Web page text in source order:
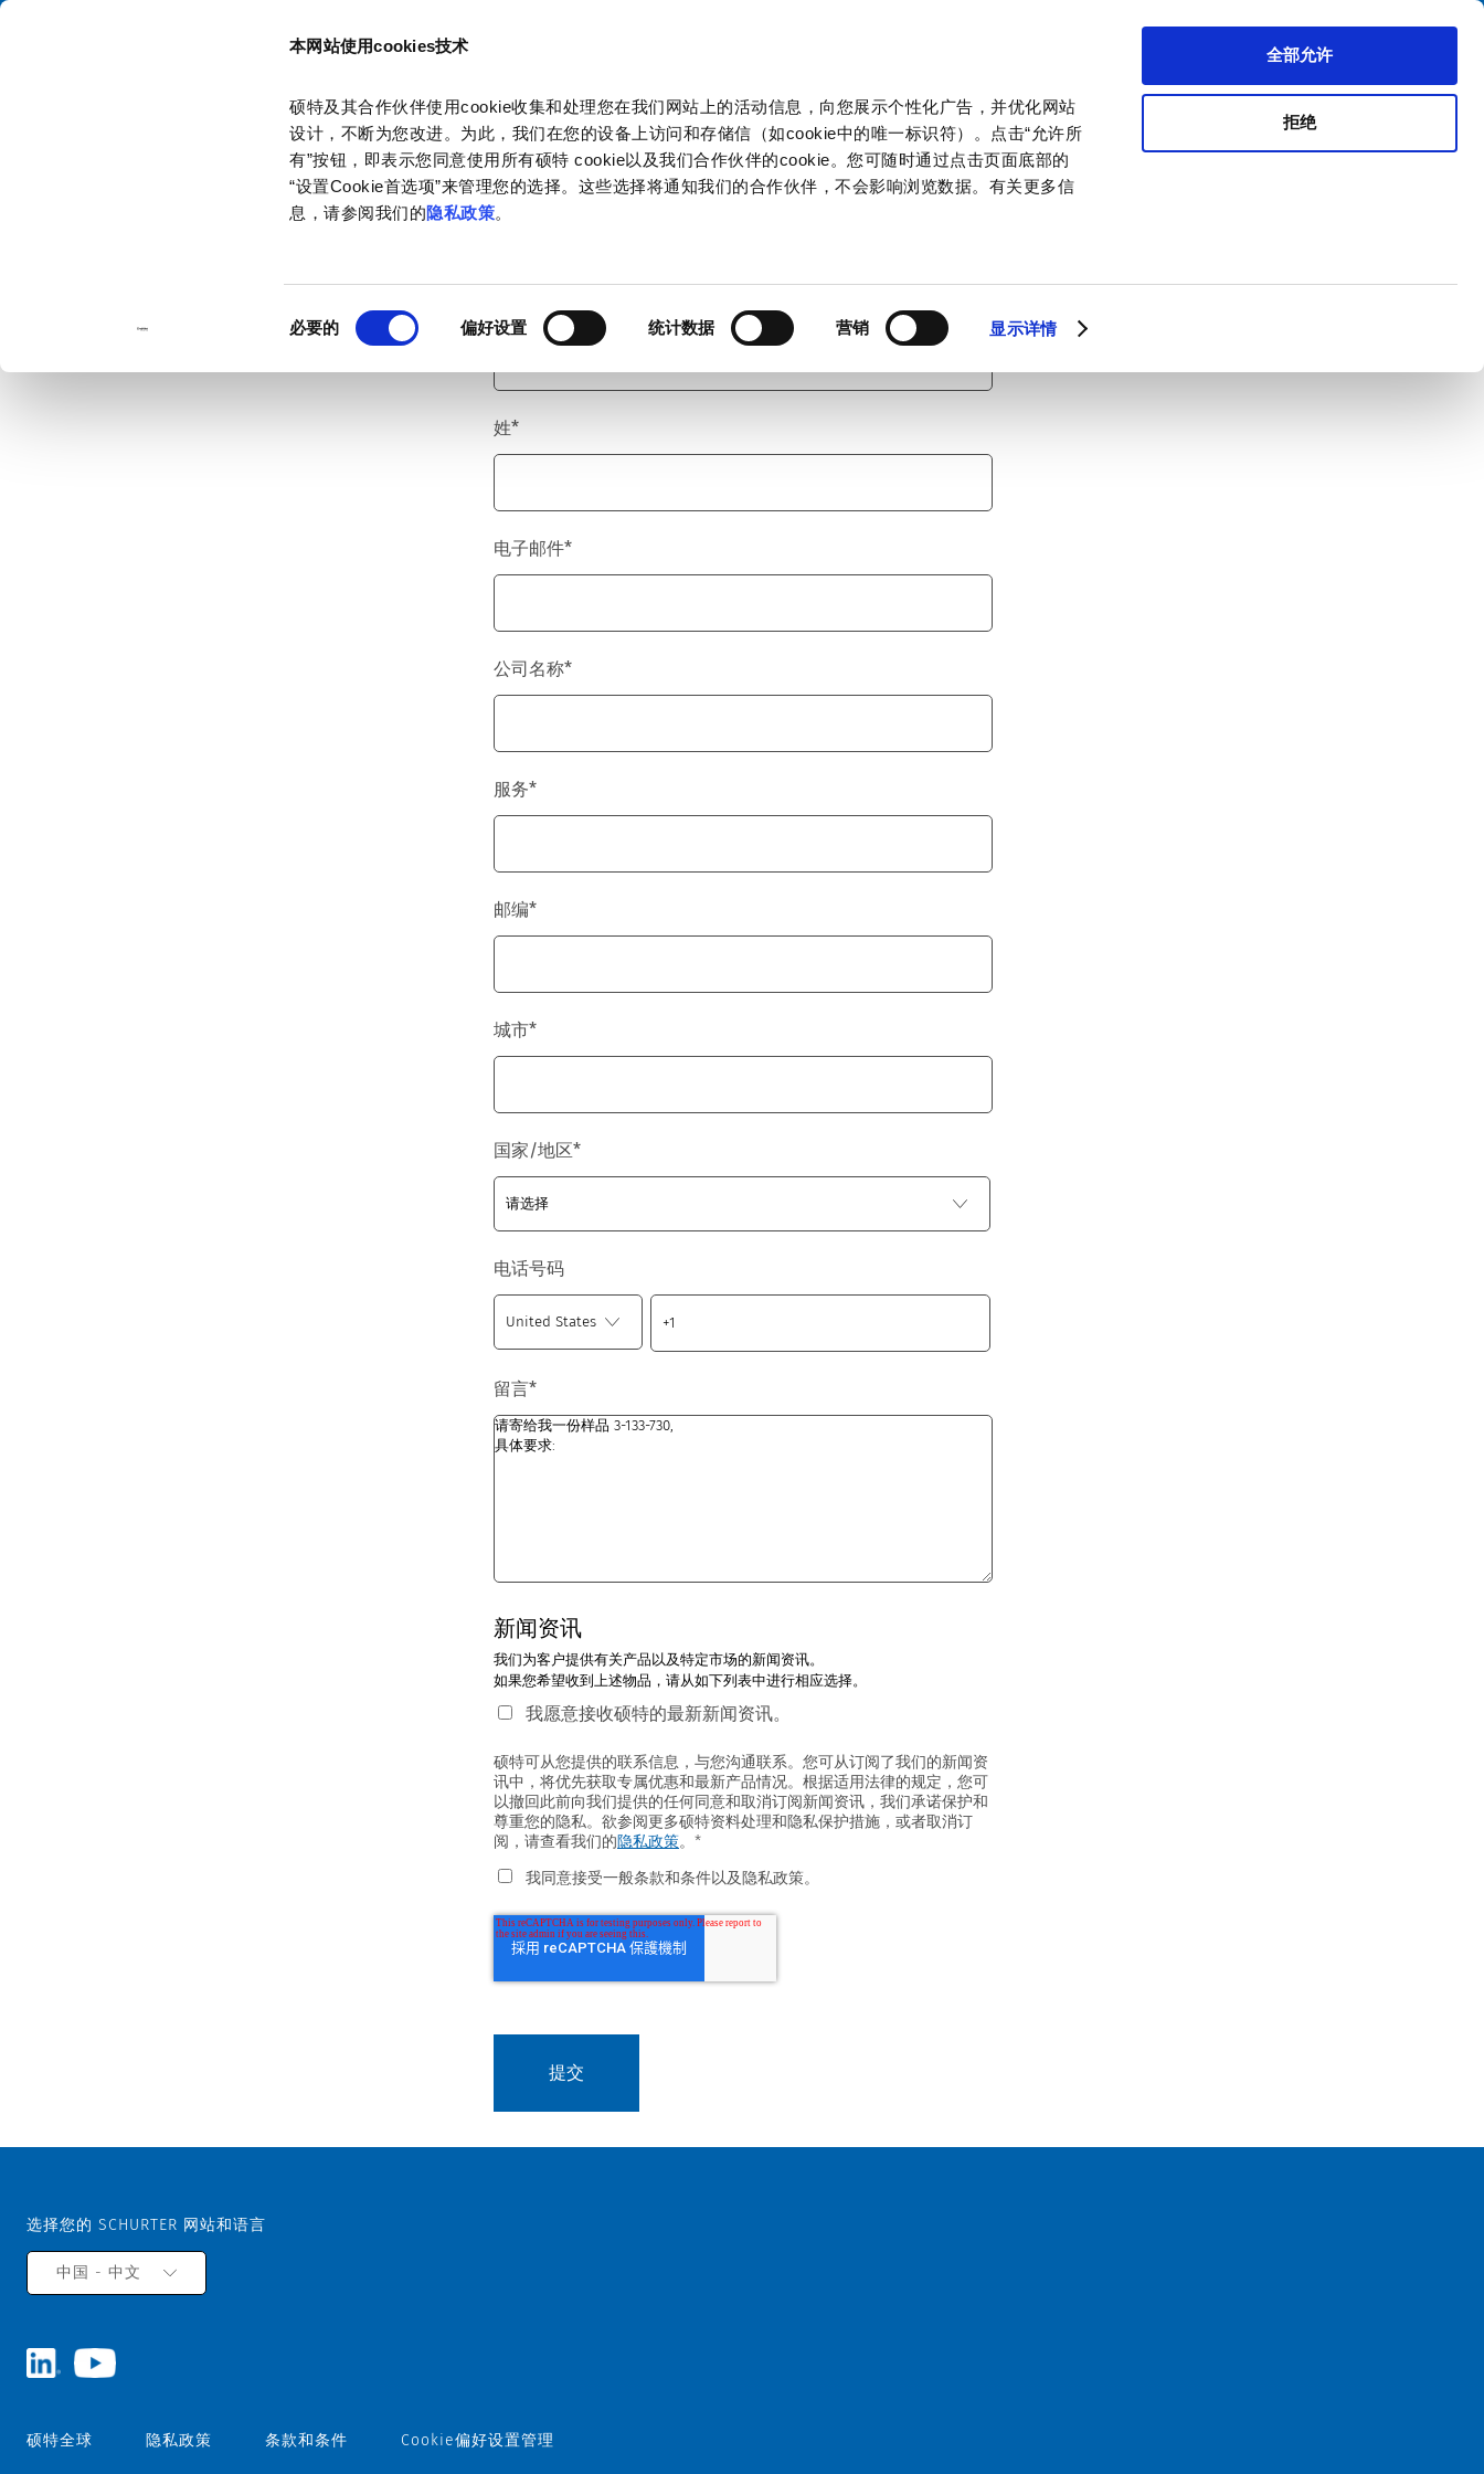
本网站使用cookies技术
硕特及其合作伙伴使用cookie收集和处理您在我们网站上的活动信息，向您展示个性化广告，并优化网站
设计，不断为您改进。为此，我们在您的设备上访问和存储信（如cookie中的唯一标识符）。点击“允许所
有”按钮，即表示您同意使用所有硕特 cookie以及我们合作伙伴的cookie。您可随时通过点击页面底部的
“设置Cookie首选项”来管理您的选择。这些选择将通知我们的合作伙伴，不会影响浏览数据。有关更多信
息，请参阅我们的隐私政策。
意
必要的 偏好设置 统计数据 营销 显示详情
全部允许
拒绝
目录 联系我们
称谓*
姓*
电子邮件*
公司名称*
服务*
邮编*
城市*
国家/地区*
电话号码
留言*
新闻资讯
我们为客户提供有关产品以及特定市场的新闻资讯。
如果您希望收到上述物品，请从如下列表中进行相应选择。
我愿意接收硕特的最新新闻资讯。
硕特可从您提供的联系信息，与您沟通联系。您可从订阅了我们的新闻资
讯中，将优先获取专属优惠和最新产品情况。根据适用法律的规定，您可
以撤回此前向我们提供的任何同意和取消订阅新闻资讯，我们承诺保护和
尊重您的隐私。欲参阅更多硕特资料处理和隐私保护措施，或者取消订
阅，请查看我们的隐私政策。 *
我同意接受一般条款和条件以及隐私政策。
选择您的 SCHURTER 网站和语言
中国 - 中文
硕特全球 隐私政策 条款和条件 Cookie偏好设置管理